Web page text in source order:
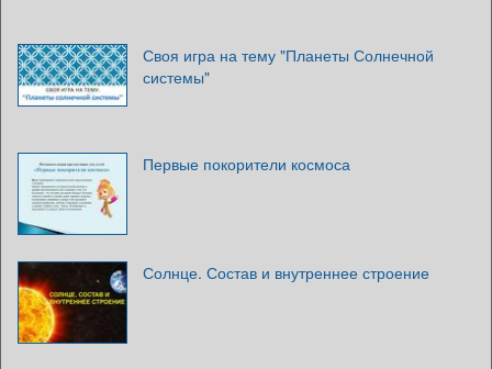
Своя игра на тему "Планеты Солнечной
системы"
Первые покорители космоса
Солнце. Состав и внутреннее строение